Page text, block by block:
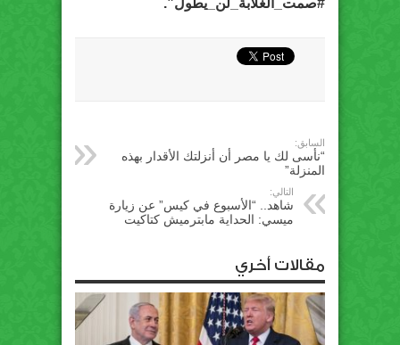
#صمت_الغلابة_لن_يطول”.
السابق:
“نأسى لك يا مصر أن أنزلتك الأقدار بهذه
المنزلة”
التالي:
شاهد.. “الأسبوع في كيس” عن زيارة
ميسي: الحداية مابترميش كتاكيت
مقالات أخري